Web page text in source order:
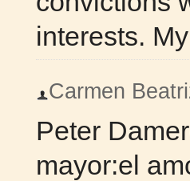
interests.
Carmen
Peter
mayor:el